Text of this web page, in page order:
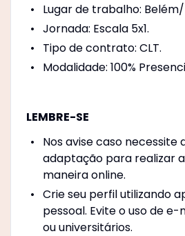
Lugar de trabalho: Belém/
Jornada: Escala 5x1.
Tipo de contrato: CLT.
Modalidade: 100%
LEMBRE-SE
Nos avise caso necessite
adaptação para realizar
maneira online.
Crie seu perfil utilizando
pessoal. Evite o uso de
ou universitários.